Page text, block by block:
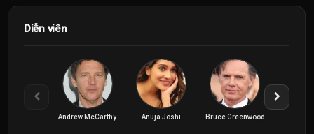
Diễn viên
Andrew McCarthy Anuja Joshi Bruce Greenwood